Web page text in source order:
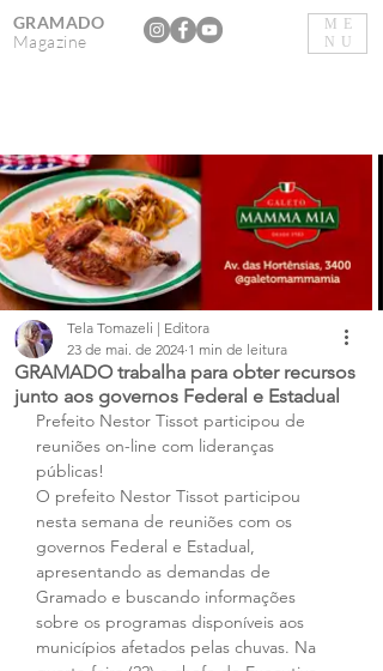
ME
NU
GRAMADO
Magazine
GRAMADO trabalha para obter recursos
junto aos governos Federal e Estadual
Tela Tomazeli | Editora
23 de mai. de 2024 1 min de leitura
Prefeito Nestor Tissot participou de
reuniões on-line com lideranças
públicas!
O prefeito Nestor Tissot participou
nesta semana de reuniões com os
governos Federal e Estadual,
apresentando as demandas de
Gramado e buscando informações
sobre os programas disponíveis aos
municípios afetados pelas chuvas. Na